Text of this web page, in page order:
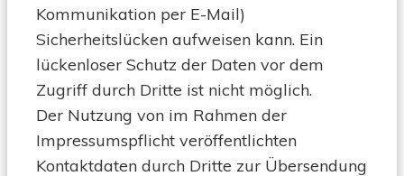
Kommunikation per E-Mail)
Sicherheitslücken aufweisen kann. Ein
lückenloser Schutz der Daten vor dem
Zugriff durch Dritte ist nicht möglich.
Der Nutzung von im Rahmen der
Impressumspflicht veröffentlichten
Kontaktdaten durch Dritte zur Übersendung